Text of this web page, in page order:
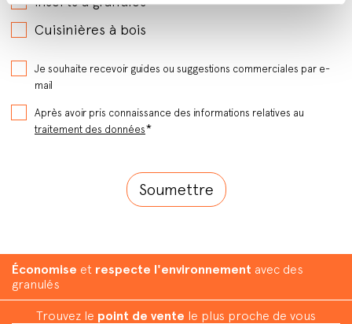
Cuisinières à bois
Je souhaite recevoir guides ou suggestions commerciales par e-
mail
Après avoir pris connaissance des informations relatives au
traitement des données*
Économise et respecte l'environnement avec des
granulés
Trouvez le point de vente le plus proche de vous